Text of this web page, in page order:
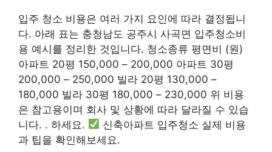
입주 청소 비용은 여러 가지 요인에 따라 결정됩니
다. 아래 표는 충청남도 공주시 사곡면 입주청소비
용 예시를 정리한 것입니다. 청소종류 평면비 (원)
아파트 20평 150,000 – 200,000 아파트 30평
200,000 – 250,000 빌라 20평 130,000 –
180,000 빌라 30평 180,000 – 230,000 위 비용
은 참고용이며 회사 및 상황에 따라 달라질 수 있습
니다. . 하세요.
신축아파트 입주청소 실제 비용
과 팁을 확인해보세요.